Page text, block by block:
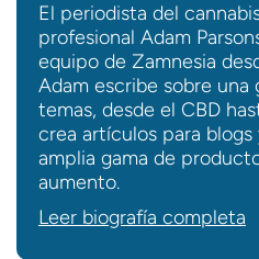
El periodista del
profesional Adam
equipo de Zamnesia
Adam escribe sobre una
temas, desde el CBD
crea artículos para blogs
amplia gama de
aumento.
Leer biografía completa